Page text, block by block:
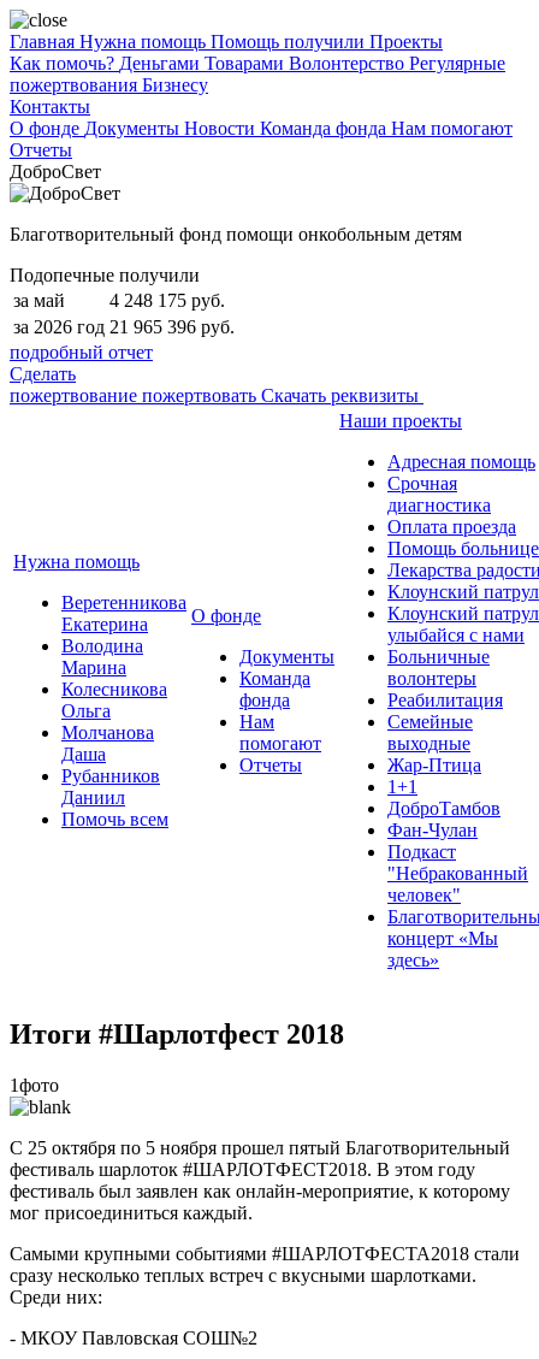
Главная Нужна помощь Помощь получили Проекты
Как помочь? Деньгами Товарами Волонтерство Регулярные
пожертвования Бизнесу
Контакты
О фонде Документы Новости Команда фонда Нам помогают
Отчеты
ДоброСвет
Благотворительный фонд помощи онкобольным детям
Подопечные получили
за май
4 248 175 руб.
за 2026 год 21 965 396 руб.
подробный отчет
Сделать
пожертвование пожертвовать Скачать реквизиты
Нужна помощь
Веретенникова
Екатерина
Володина
Марина
Колесникова
Ольга
Молчанова
Даша
Рубанников
Даниил
Помочь всем
О фонде
Документы
Команда
фонда
Нам
помогают
Отчеты
Наши проекты
Адресная помощь
Срочная
диагностика
Оплата проезда
Помощь больнице
Лекарства
Клоунский
Клоунский
улыбайся с нами
Больничные
волонтеры
Реабилитация
Семейные
выходные
Жар-Птица
1+1
ДоброТамбов
Фан-Чулан
Подкаст
"Небракованный
человек"
концерт «Мы
здесь»
Итоги #Шарлотфест 2018
1фото
С 25 октября по 5 ноября прошел пятый Благотворительный
фестиваль шарлоток #ШАРЛОТФЕСТ2018. В этом году
фестиваль был заявлен как онлайн-мероприятие, к которому
мог присоединиться каждый.
Самыми крупными событиями #ШАРЛОТФЕСТА2018 стали
сразу несколько теплых встреч с вкусными шарлотками.
Среди них:
- МКОУ Павловская СОШ№2